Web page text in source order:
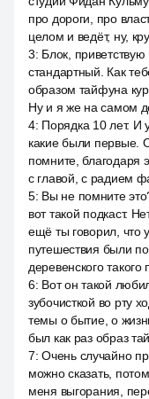
про дороги, про
целом и ведёт, ну,
3: Блок, приветствую
стандартный. Как
образом тайфуна
Ну и я же на самом
4: Порядка 10 лет. И
какие были первые.
помните, благодаря
с главой, с радием
5: Вы не помните
вот такой подкаст.
ещё ты говорил, что
путешествия были
деревенского
6: Вот он такой
зубочисткой во рту
темы о бытие, о
был как раз образ
7:Очень случайно
можно сказать,
меня выгорания,